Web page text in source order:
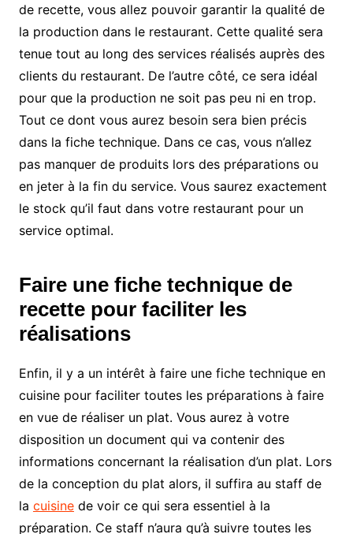
de recette, vous allez pouvoir garantir la qualité de
la production dans le restaurant. Cette qualité sera
tenue tout au long des services réalisés auprès des
clients du restaurant. De l’autre côté, ce sera idéal
pour que la production ne soit pas peu ni en trop.
Tout ce dont vous aurez besoin sera bien précis
dans la fiche technique. Dans ce cas, vous n’allez
pas manquer de produits lors des préparations ou
en jeter à la fin du service. Vous saurez exactement
le stock qu’il faut dans votre restaurant pour un
service optimal.
Faire une fiche technique de
recette pour faciliter les
réalisations
Enfin, il y a un intérêt à faire une fiche technique en
cuisine pour faciliter toutes les préparations à faire
en vue de réaliser un plat. Vous aurez à votre
disposition un document qui va contenir des
informations concernant la réalisation d’un plat. Lors
de la conception du plat alors, il suffira au staff de
la cuisinede voir ce qui sera essentiel à la
préparation. Ce staff n’aura qu’à suivre toutes les